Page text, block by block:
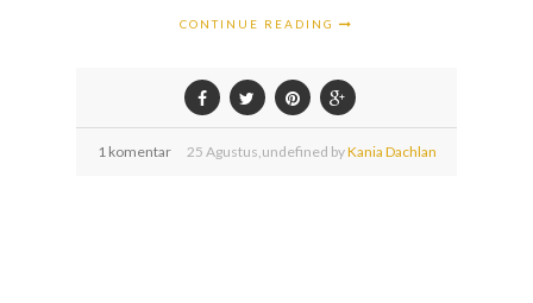
CONTINUE READING
1 komentar 25 Agustus,undefined byKania Dachlan